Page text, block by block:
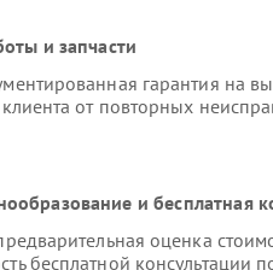
и запчасти
гарантия на
от повторных
и бесплатная
оценка
бесплатной консультации